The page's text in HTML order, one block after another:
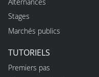
Stages
Marchés publics
TUTORIELS
Premiers pas